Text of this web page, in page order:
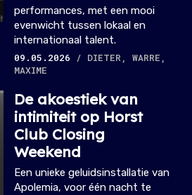
performances, met een mooi
evenwicht tussen lokaal en
internationaal talent.
09.05.2026
/ DIETER, WARRE,
MAXIME
De akoestiek van
intimiteit op Horst
Club Closing
Weekend
Een unieke geluidsinstallatie van
Apolemia, voor één nacht te